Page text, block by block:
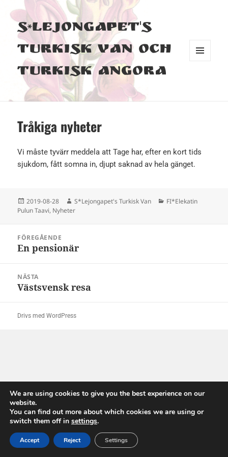
S*Lejongapet's
Turkisk Van och
Turkisk Angora
Tråkiga nyheter
Vi måste tyvärr meddela att Tage har, efter en kort tids
sjukdom, fått somna in, djupt saknad av hela gänget.
Postat
2019-08-28 Författare
S*Lejongapet's Turkisk Van Kategorier
FI*Elekatin
Pulun Taavi, Nyheter
FÖREGÅENDE
Föregående
En pensionär
NÄSTA
Nästa
Västsvensk resa
Drivs med WordPress
We are using cookies to give you the best experience on our
website.
You can find out more about which cookies we are using or
switch them off in settings.
Accept Reject Settings